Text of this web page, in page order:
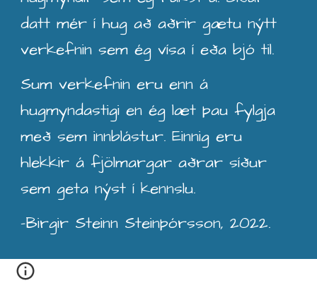
datt mér í hug að aðrir gætu nýtt
verkefnin sem ég vísa í eða bjó til.
Sum verkefnin eru enn á
hugmyndastigi en ég læt þau fylgja
með sem innblástur. Einnig eru
hlekkir á fjölmargaraðrar síður
sem geta nýst í kennslu.
-Birgir Steinn Steinþórsson, 2022.